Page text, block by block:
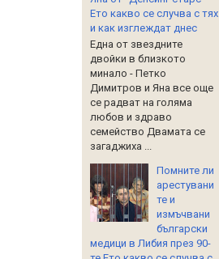
Ето какво се случва с тях
и как изглеждат днес
Една от звездните
двойки в близкото
минало - Петко
Димитров и Яна все още
се радват на голяма
любов и здраво
семейство Двамата се
загаджиха ...
Помните ли
арестувани
те и
измъчвани
български
медици в Либия през 90-